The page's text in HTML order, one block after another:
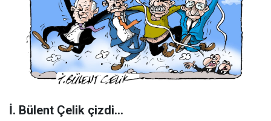
İ. Bülent Çelik çizdi...